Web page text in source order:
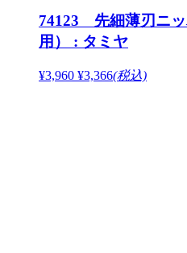
74123 先細薄刃ニッ
用） : タミヤ
¥3,960 ¥3,366(税込)